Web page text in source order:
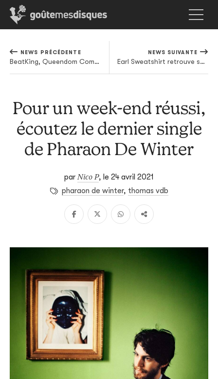
NEWS PRÉCÉDENTE
BeatKing, Queendom Come et Ludacris pour causer popotin
NEWS SUIVANTE
Earl Sweatshirt retrouve ses BFF The Alchemist et Navy Blue
Pour un week-end réussi,
écoutez le dernier single
de Pharaon De Winter
parNico P, le 24 avril 2021
pharaon de winter, thomas vdb